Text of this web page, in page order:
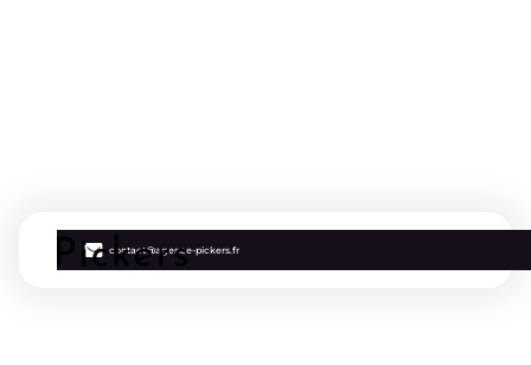
contact@agence-pickers.fr